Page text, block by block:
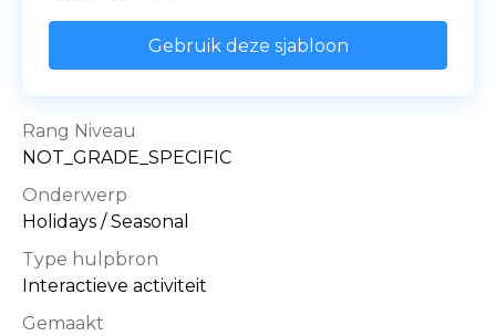
Gebruik deze sjabloon
Rang Niveau
NOT_GRADE_SPECIFIC
Onderwerp
Holidays / Seasonal
Type hulpbron
Interactieve activiteit
Gemaakt